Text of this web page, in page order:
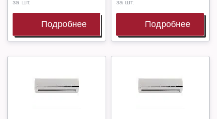
за шт.
Подробнее
за шт.
Подробнее